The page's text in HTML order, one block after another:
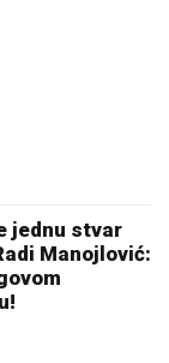
jednu stvar
Manojlović: